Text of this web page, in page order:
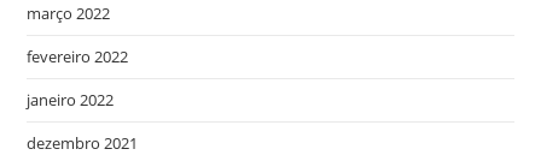
março 2022
fevereiro 2022
janeiro 2022
dezembro 2021